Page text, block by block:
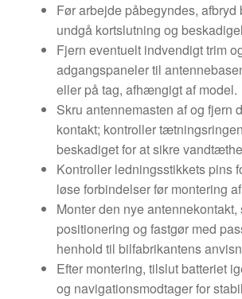
Før arbejde påbegyndes, afbryd
undgå kortslutning og
Fjern eventuelt indvendigt trim
adgangspaneler til
eller på tag, afhængigt af model.
Skru antennemasten af og fjern
kontakt; kontroller
beskadiget for at sikre
Kontroller ledningsstikkets pins
løse forbindelser før montering
Monter den nye antennekontakt,
positionering og fastgør med
henhold til bilfabrikantens
Efter montering, tilslut batteriet
og navigationsmodtager for